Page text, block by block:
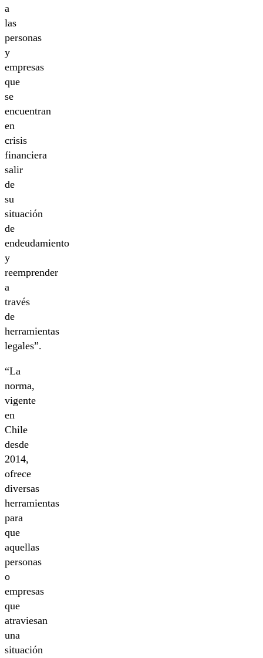
a
las
personas
y
empresas
que
se
encuentran
en
crisis
financiera
salir
de
su
situación
de
endeudamiento
y
reemprender
a
través
de
herramientas
legales”.
“La
norma,
vigente
en
Chile
desde
2014,
ofrece
diversas
herramientas
para
que
aquellas
personas
o
empresas
que
atraviesan
una
situación